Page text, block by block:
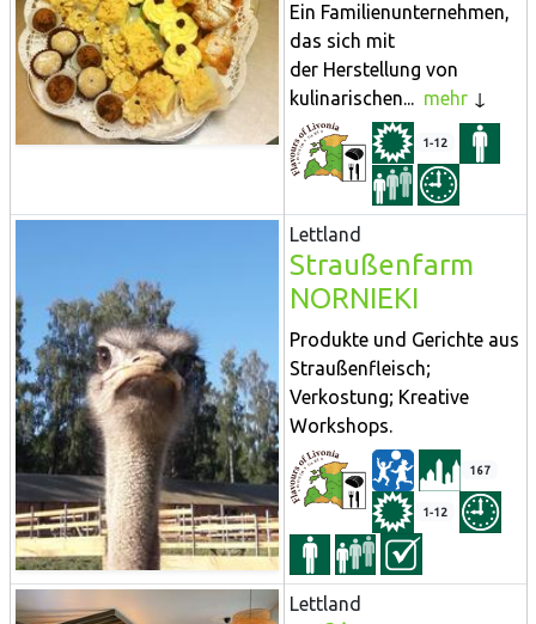
Ein Familienunternehmen,
das sich mit
der Herstellung von
kulinarischen... mehr
1-12
Lettland
Straußenfarm
NORNIEKI
Produkte und Gerichte aus
Straußenfleisch;
Verkostung; Kreative
Workshops.
167
1-12
Lettland